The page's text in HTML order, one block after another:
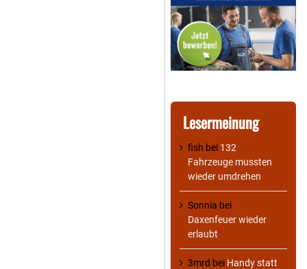
Lesermeinung
fish bei 132
Fahrzeuge mussten
wieder umdrehen
Sonnia bei
Daxenfeuer wieder
erlaubt
3mrd bei Handy statt